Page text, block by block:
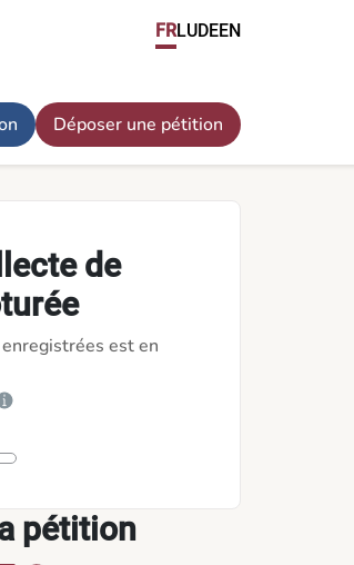
FRLUDEEN
Déposer une pétition
de
est en
pétition